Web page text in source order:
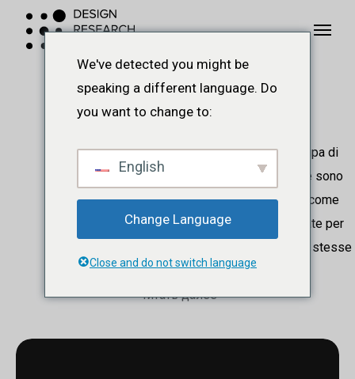
Перейти
Design
Research
È un campo di studi che si occupa di
comprendere quali conoscenze sono
necessarie alla progettazione, come
queste possono essere sfruttate per
le attività progettuali e come le stesse
attività...
Читать далее
We've detected you might be
speaking a different language. Do
you want to change to:
English
Change Language
Close and do not switch language